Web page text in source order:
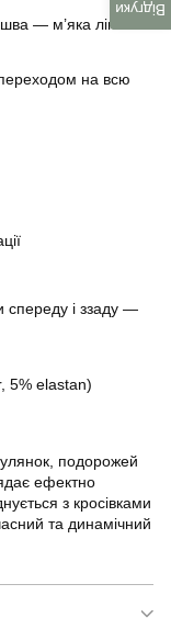
— м’яка лінія
переходом на всю
спереду і ззаду —
5% elastan)
подорожей
ефектно
з кросівками
та динамічний
Відгуки